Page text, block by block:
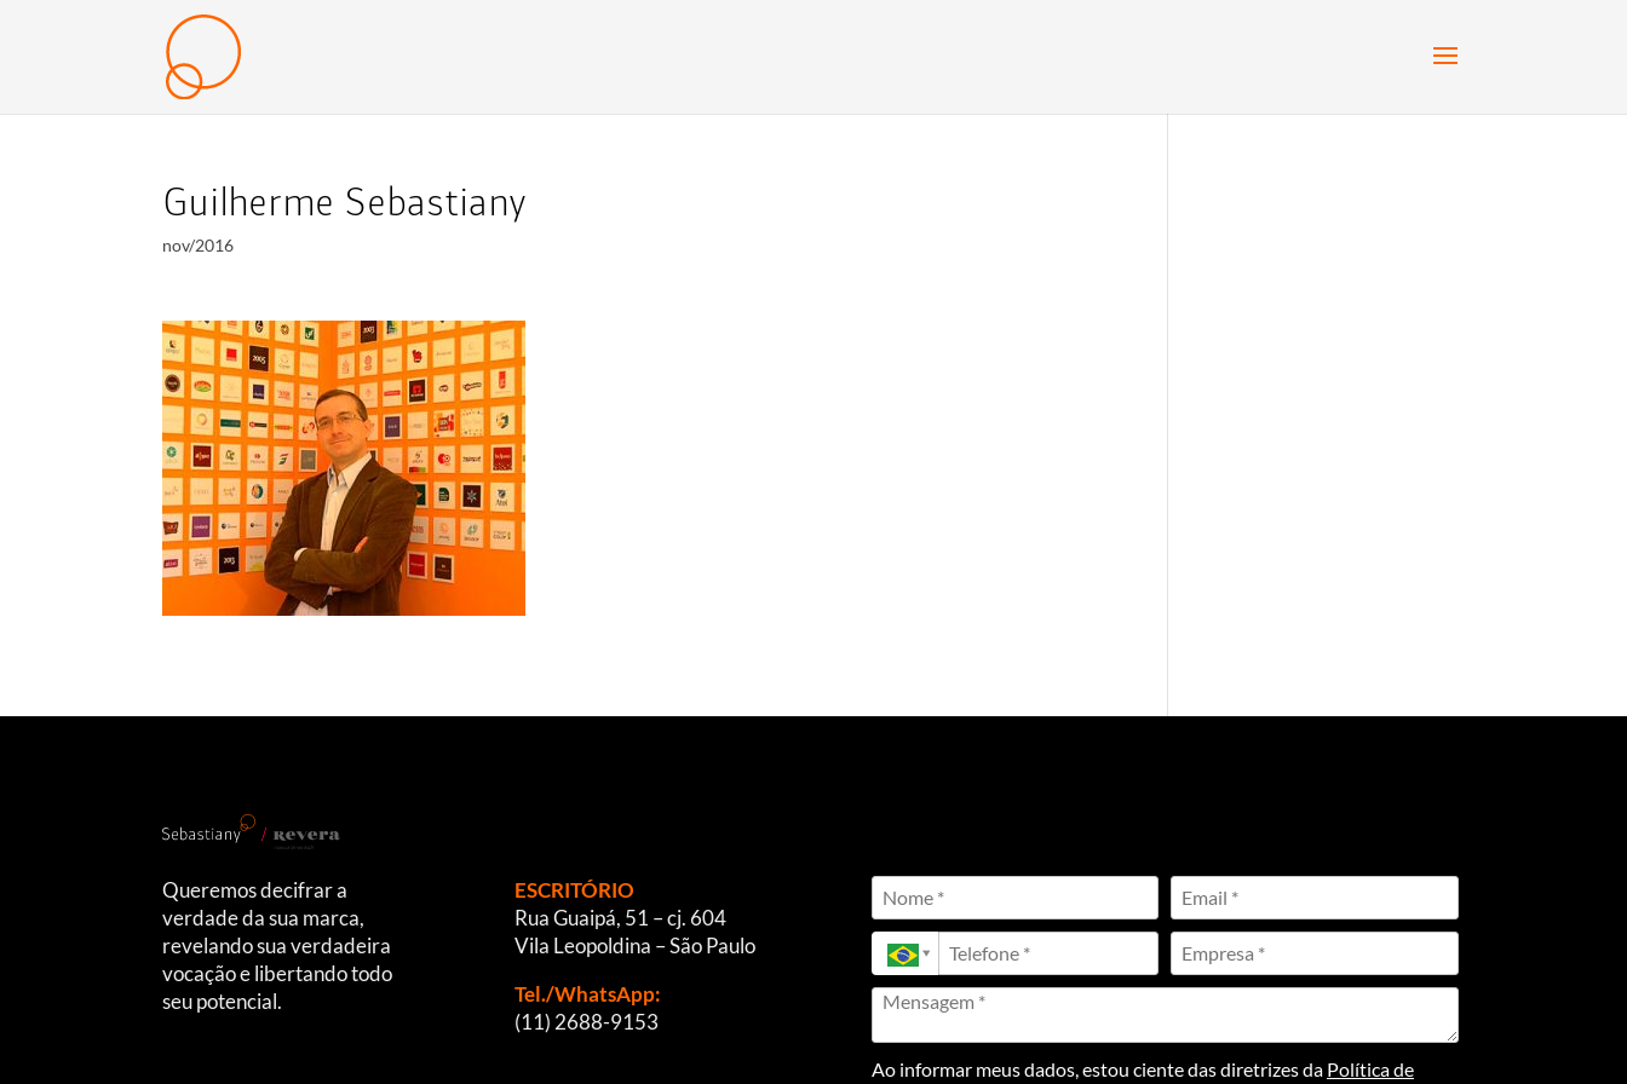
Guilherme Sebastiany
nov/2016
Queremos decifrar a
verdade da sua marca,
revelando sua verdadeira
vocação e libertando todo
seu potencial.
ESCRITÓRIO
Rua Guaipá, 51 – cj. 604
Vila Leopoldina – São Paulo
Tel./WhatsApp:
(11) 2688-9153
Ao informar meus dados, estou ciente das diretrizes da Política de